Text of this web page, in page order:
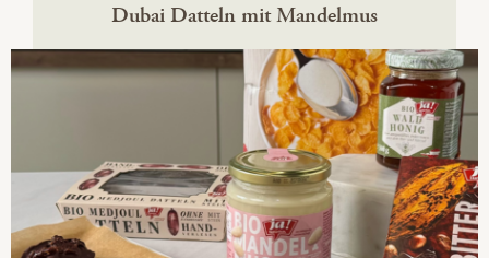
Dubai Datteln mit Mandelmus